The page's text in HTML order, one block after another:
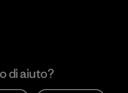
di aiuto?